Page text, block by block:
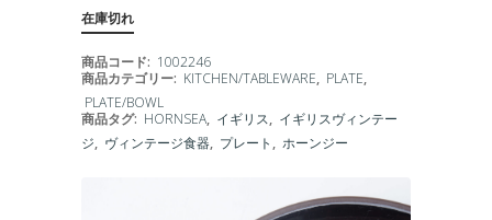
在庫切れ
商品コード: 1002246
商品カテゴリー: KITCHEN/TABLEWARE, PLATE,
PLATE/BOWL
商品タグ: HORNSEA, イギリス, イギリスヴィンテー
ジ, ヴィンテージ食器, プレート , ホーンジー